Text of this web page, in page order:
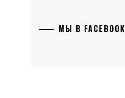
МЫ В FACEBOOK